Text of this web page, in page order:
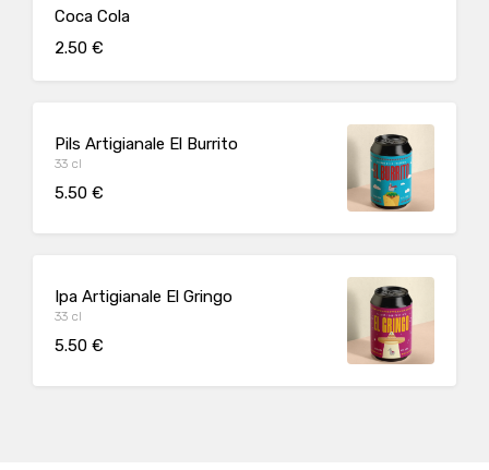
Coca Cola
2.50 €
Pils Artigianale El Burrito
33 cl
5.50 €
Ipa Artigianale El Gringo
33 cl
5.50 €